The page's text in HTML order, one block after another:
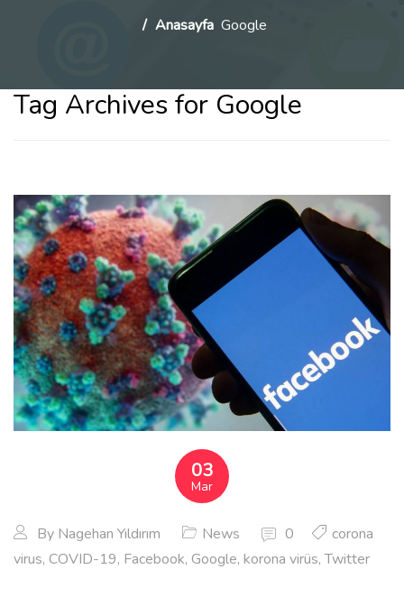
Anasayfa Google
Tag Archives for Google
03
Mar
By Nagehan Yıldırım News 0
corona
virus, COVID-19, Facebook, Google, korona virüs,Twitter